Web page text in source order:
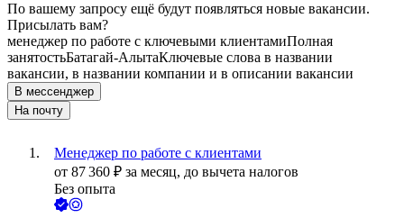
По вашему запросу ещё будут появляться новые вакансии.
Присылать вам?
менеджер по работе с ключевыми клиентамиПолная
занятостьБатагай-АлытаКлючевые слова в названии
вакансии, в названии компании и в описании вакансии
В мессенджер
На почту
Менеджер по работе с клиентами
от 87 360 ₽ за месяц, до вычета налогов
Без опыта